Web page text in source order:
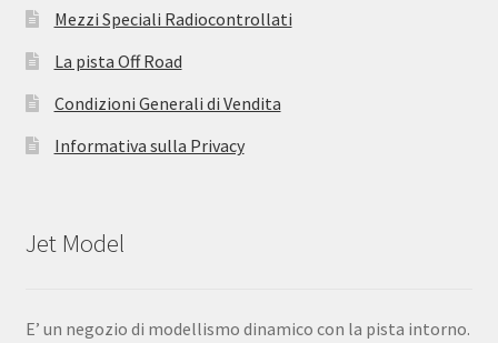
Mezzi Speciali Radiocontrollati
La pista Off Road
Condizioni Generali di Vendita
Informativa sulla Privacy
Jet Model
E’ un negozio di modellismo dinamico con la pista intorno.